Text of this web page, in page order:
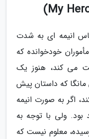
انیمه ای به شدت
خودخوانده که
می کند، هنوز یک
که داستان پیش
اگر به صورت انیمه
بود. ولی با توجه به
معلوم نیست که